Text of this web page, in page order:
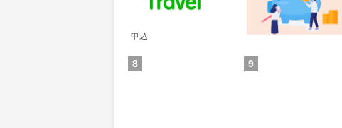
通常：50ポイント
申込
獲得条件：その他(ため方)
8 9